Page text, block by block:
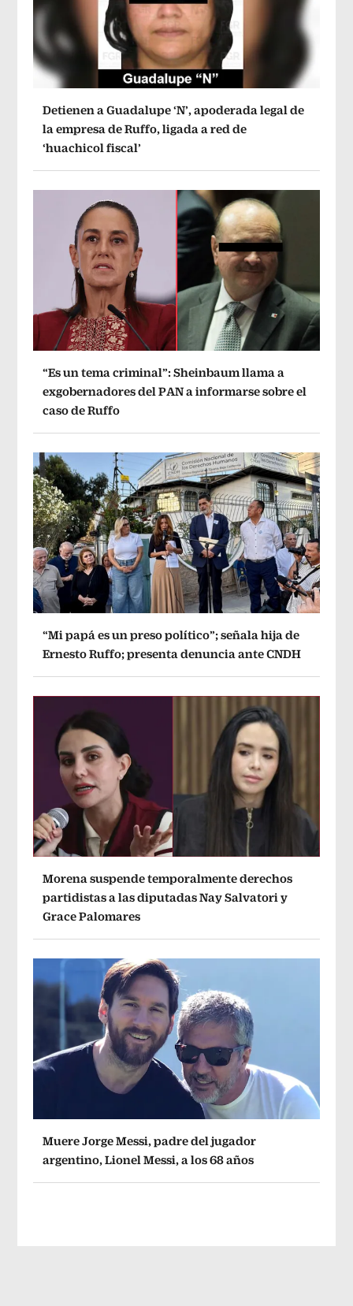
Detienen a Guadalupe ‘N’, apoderada legal de
la empresa de Ruffo, ligada a red de
‘huachicol fiscal’
“Es un tema criminal”: Sheinbaum llama a
exgobernadores del PAN a informarse sobre el
caso de Ruffo
“Mi papá es un preso político”; señala hija de
Ernesto Ruffo; presenta denuncia ante CNDH
Morena suspende temporalmente derechos
partidistas a las diputadas Nay Salvatori y
Grace Palomares
Muere Jorge Messi, padre del jugador
argentino, Lionel Messi, a los 68 años